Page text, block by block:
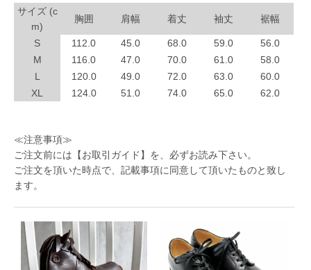
サイズ (c
m)
胸囲 肩幅 着丈 袖丈 裾幅
S 112.0 45.0 68.0 59.0
56.0
M
116.0 47.0 70.0 61.0
58.0
L
120.0 49.0 72.0 63.0
60.0
XL
124.0 51.0 74.0 65.0 62.0
≪注意事項≫
ご注文前には 【お取引ガイド】 を、必ずお読み下さい。
ご注文を頂いた時点で、記載事項に同意して頂いたものと致し
ます。